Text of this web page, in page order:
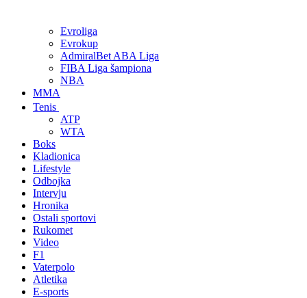
Evroliga
Evrokup
AdmiralBet ABA Liga
FIBA Liga šampiona
NBA
MMA
Tenis
ATP
WTA
Boks
Kladionica
Lifestyle
Odbojka
Intervju
Hronika
Ostali sportovi
Rukomet
Video
F1
Vaterpolo
Atletika
E-sports